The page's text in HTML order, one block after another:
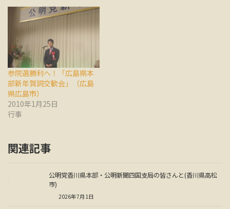
参院選勝利へ！「広島県本
部新年賀詞交歓会」（広島
県広島市）
2010年1月25日
行事
関連記事
公明党香川県本部・公明新聞四国支局の皆さんと(香川県高松
市)
2026年7月1日